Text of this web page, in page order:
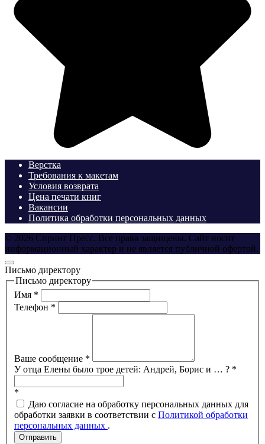
Верстка
Требования к макетам
Условия возврата
Цена печати книг
Вакансии
Политика обработки персональных данных
© 2026 Спринт Пресс. Все права защищены. Сайт носит
информационный характер и не является публичной офертой.
Письмо директору
Письмо директору
Имя *
Телефон *
Ваше сообщение *
У отца Елены было трое детей: Андрей, Борис и … ? *
*
Даю согласие на обработку персональных данных для
обработки заявки в соответствии с Политикой обработки
персональных данных .
Отправить